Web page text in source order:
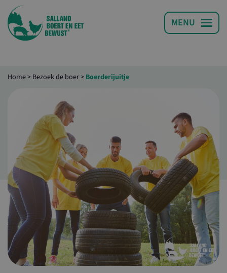
Home> Bezoek de boer> Boerderijuitje